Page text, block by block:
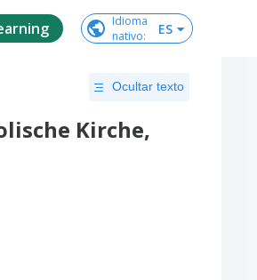
Idioma
nativo: ES
Ocultar texto
Kirche,